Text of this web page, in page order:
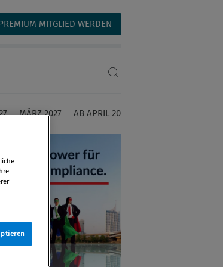
MITGLIED WERDEN
MÄRZ 2027 AB APRIL 2027